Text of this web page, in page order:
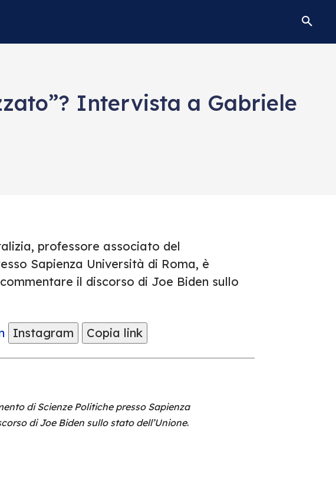
Intervista a Gabriele
professore associato del
Sapienza Università di Roma, è
il discorso di Joe Biden sullo
Instagram Copia link
di Scienze Politiche presso Sapienza
di Joe Biden sullo stato dell’Unione.